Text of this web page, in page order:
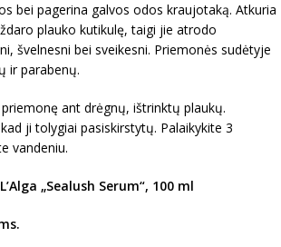
bei pagerina galvos odos kraujotaką. Atkuria
plauko kutikulę, taigi jie atrodo
švelnesni bei sveikesni. Priemonės sudėtyje
ir parabenų.
ant drėgnų, ištrinktų plaukų.
ji tolygiai pasiskirstytų. Palaikykite 3
vandeniu.
„Sealush Serum“, 100 ml